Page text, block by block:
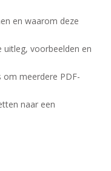
en waarom deze
voorbeelden en
om meerdere PDF-
naar een